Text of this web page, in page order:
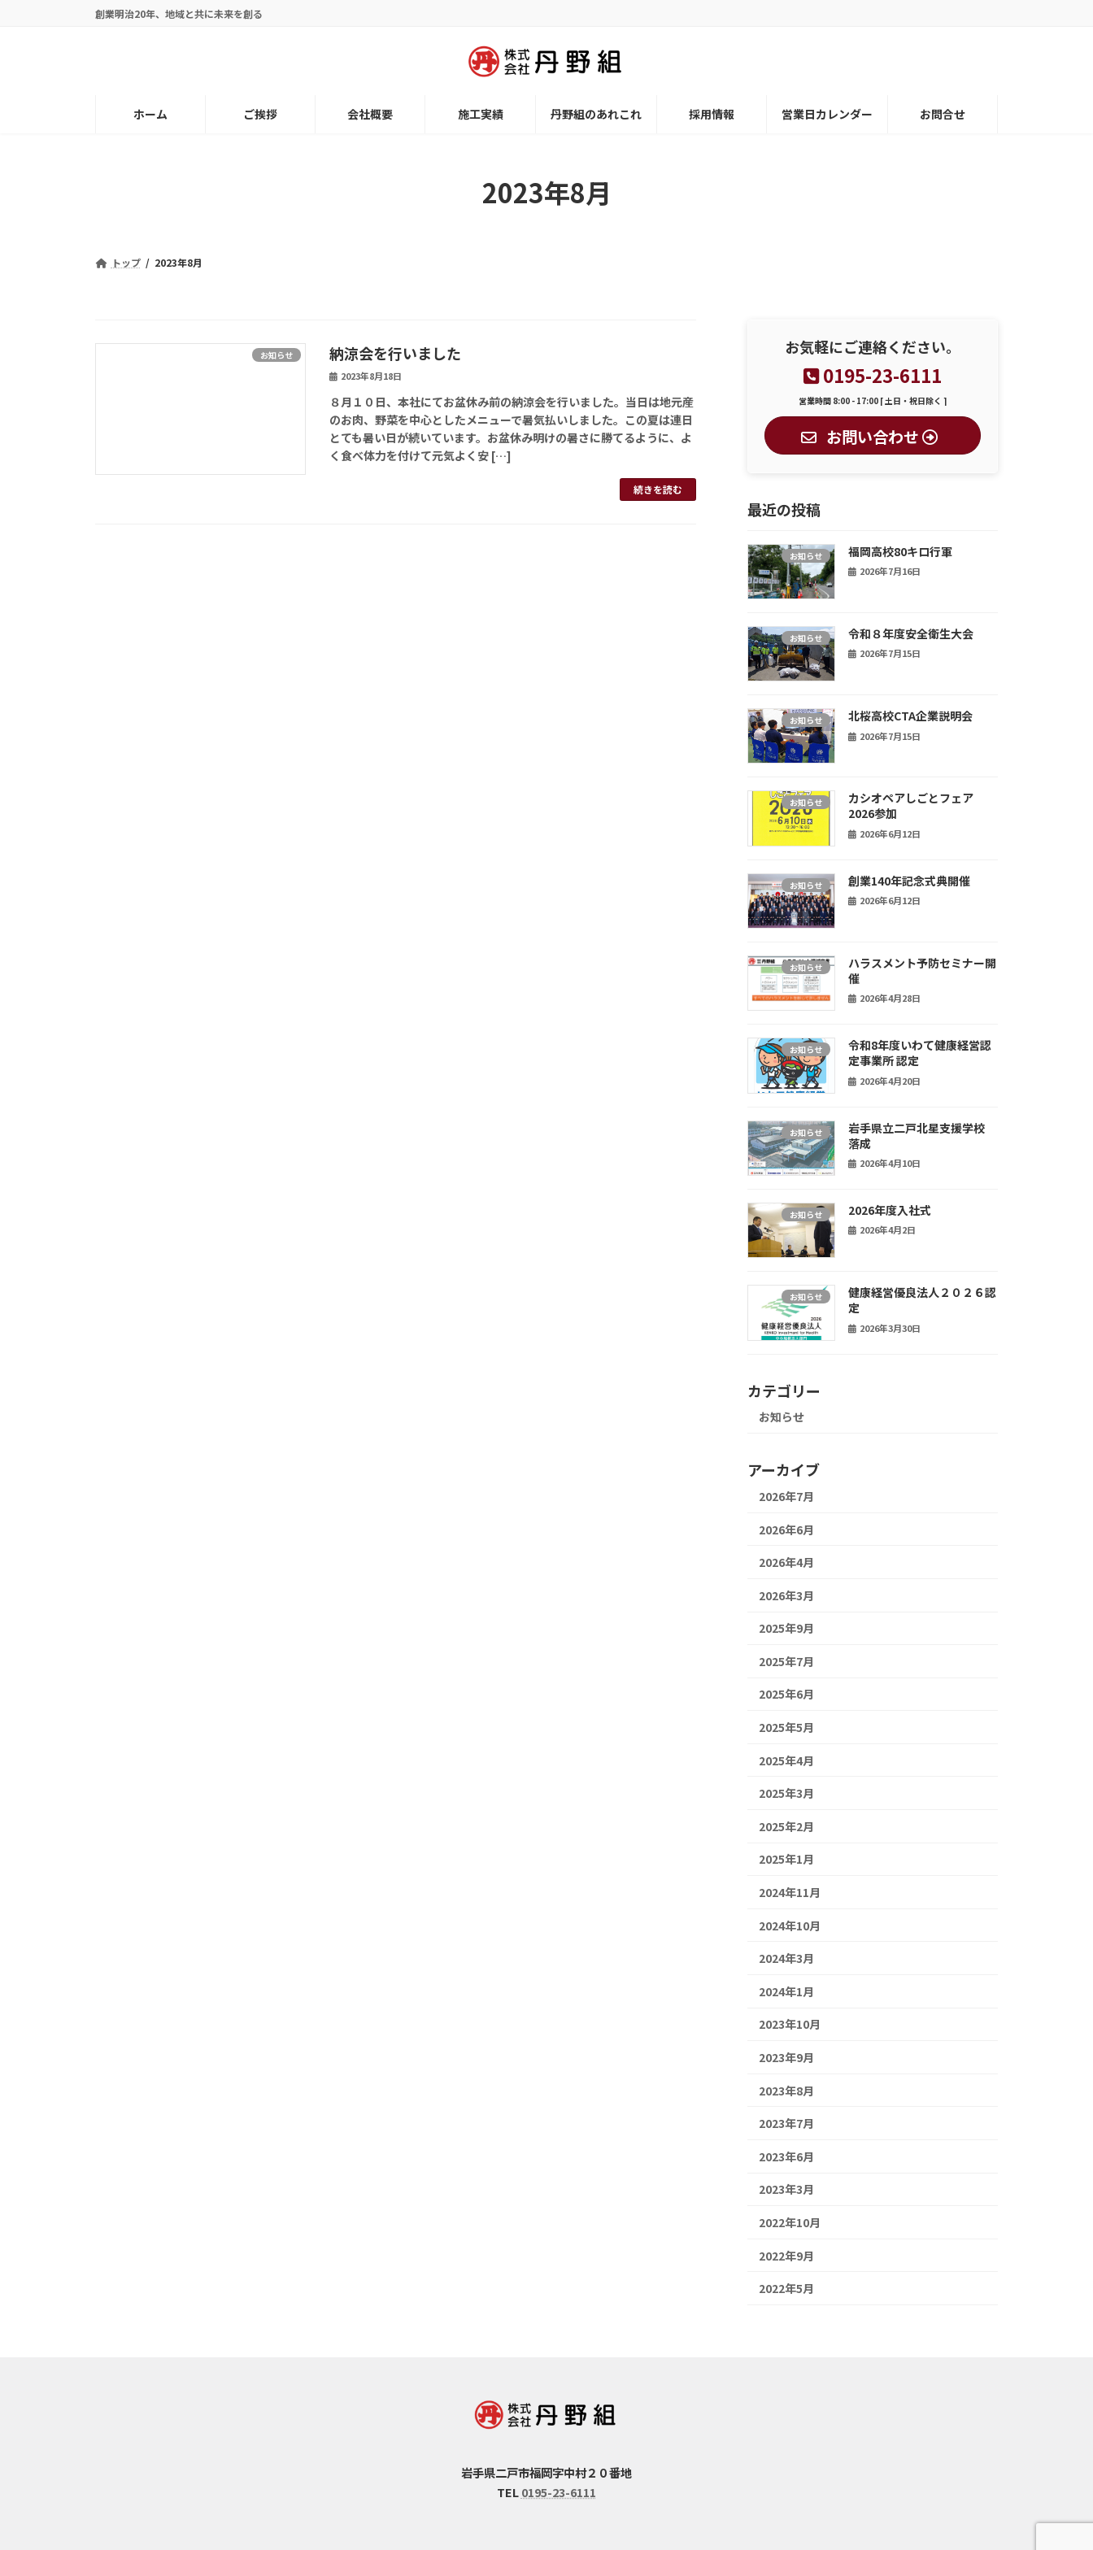
創業明治20年、地域と共に未来を創る
ホーム ご挨拶 会社概要 施工実績 丹野組のあれこれ 採用情報 営業日カレンダー お問合せ
2023年8月
トップ 2023年8月
お知らせ 納涼会を行いました
2023年8月18日
８月１０日、本社にてお盆休み前の納涼会を行いました。当日は地元産
のお肉、野菜を中心としたメニューで暑気払いしました。この夏は連日
とても暑い日が続いています。お盆休み明けの暑さに勝てるように、よ
く食べ体力を付けて元気よく安 […]
続きを読む
お気軽にご連絡ください。
0195-23-6111
営業時間 8:00 - 17:00 [ 土日・祝日除く ]
お問い合わせ
最近の投稿
お知らせ 福岡高校80キロ行軍
2026年7月16日
お知らせ 令和８年度安全衛生大会
2026年7月15日
お知らせ 北桜高校CTA企業説明会
2026年7月15日
お知らせ
カシオペアしごとフェア
2026参加
2026年6月12日
お知らせ 創業140年記念式典開催
2026年6月12日
お知らせ
ハラスメント予防セミナー開
催
2026年4月28日
お知らせ
令和8年度いわて健康経営認
定事業所 認定
2026年4月20日
お知らせ
岩手県立二戸北星支援学校
落成
2026年4月10日
お知らせ 2026年度入社式
2026年4月2日
お知らせ
健康経営優良法人２０２６認
定
2026年3月30日
カテゴリー
お知らせ
アーカイブ
2026年7月
2026年6月
2026年4月
2026年3月
2025年9月
2025年7月
2025年6月
2025年5月
2025年4月
2025年3月
2025年2月
2025年1月
2024年11月
2024年10月
2024年3月
2024年1月
2023年10月
2023年9月
2023年8月
2023年7月
2023年6月
2023年3月
2022年10月
2022年9月
2022年5月
岩手県二戸市福岡字中村２０番地
TEL0195-23-6111